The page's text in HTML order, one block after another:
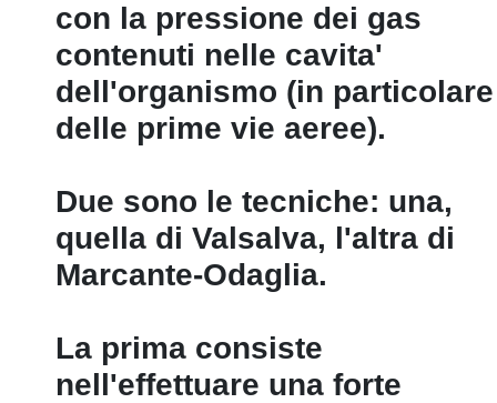
con la pressione dei gas
contenuti nelle cavita'
dell'organismo (in particolare
delle prime vie aeree).
Due sono le tecniche: una,
quella di Valsalva, l'altra di
Marcante-Odaglia.
La prima consiste
nell'effettuare una forte